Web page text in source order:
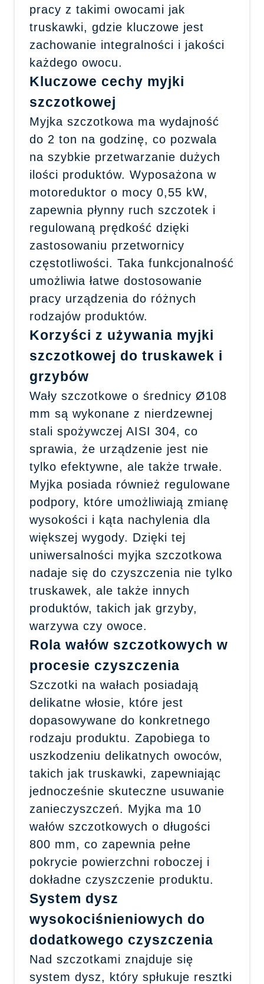
pracy z takimi owocami jak
truskawki, gdzie kluczowe jest
zachowanie integralności i jakości
każdego owocu.
Kluczowe cechy myjki
szczotkowej
Myjka szczotkowa ma wydajność
do 2 ton na godzinę, co pozwala
na szybkie przetwarzanie dużych
ilości produktów. Wyposażona w
motoreduktor o mocy 0,55 kW,
zapewnia płynny ruch szczotek i
regulowaną prędkość dzięki
zastosowaniu przetwornicy
częstotliwości. Taka funkcjonalność
umożliwia łatwe dostosowanie
pracy urządzenia do różnych
rodzajów produktów.
Korzyści z używania myjki
szczotkowej do truskawek i
grzybów
Wały szczotkowe o średnicy Ø108
mm są wykonane z nierdzewnej
stali spożywczej AISI 304, co
sprawia, że urządzenie jest nie
tylko efektywne, ale także trwałe.
Myjka posiada również regulowane
podpory, które umożliwiają zmianę
wysokości i kąta nachylenia dla
większej wygody. Dzięki tej
uniwersalności myjka szczotkowa
nadaje się do czyszczenia nie tylko
truskawek, ale także innych
produktów, takich jak grzyby,
warzywa czy owoce.
Rola wałów szczotkowych w
procesie czyszczenia
Szczotki na wałach posiadają
delikatne włosie, które jest
dopasowywane do konkretnego
rodzaju produktu. Zapobiega to
uszkodzeniu delikatnych owoców,
takich jak truskawki, zapewniając
jednocześnie skuteczne usuwanie
zanieczyszczeń. Myjka ma 10
wałów szczotkowych o długości
800 mm, co zapewnia pełne
pokrycie powierzchni roboczej i
dokładne czyszczenie produktu.
System dysz
wysokociśnieniowych do
dodatkowego czyszczenia
Nad szczotkami znajduje się
system dysz, który spłukuje resztki